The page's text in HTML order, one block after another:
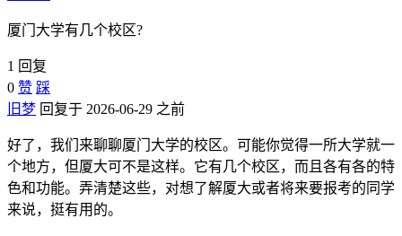
厦门大学有几个校区?
1 回复
0 赞 踩
旧梦 回复于 2026-06-29 之前
好了，我们来聊聊厦门大学的校区。可能你觉得一所大学就一
个地方，但厦大可不是这样。它有几个校区，而且各有各的特
色和功能。弄清楚这些，对想了解厦大或者将来要报考的同学
来说，挺有用的。